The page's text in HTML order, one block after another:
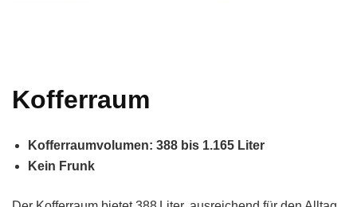
Kofferraum
Kofferraumvolumen: 388 bis 1.165 Liter
Kein Frunk